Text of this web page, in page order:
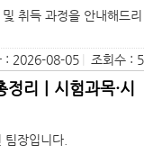
취득 과정을 안내해드리
: 2026-08-05 조회수 : 5
리｜시험과목·시
장입니다.